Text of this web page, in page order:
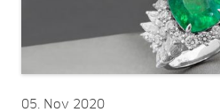
05 Nov 2020